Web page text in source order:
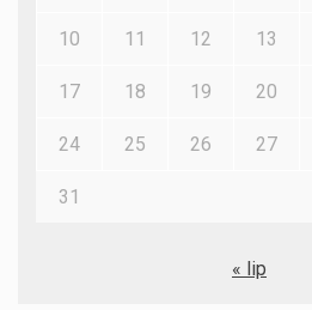
10 11 12 13
17 18 19 20
24 25 26 27
31
« lip